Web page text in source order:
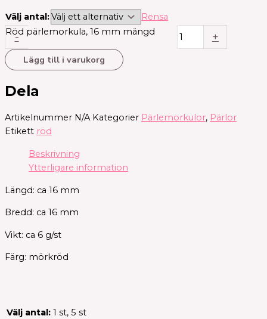
Välj antal: Rensa
-
Röd pärlemorkula, 16 mm mängd +
Lägg till i varukorg
Dela
Artikelnummer N/A Kategorier Pärlemorkulor, Pärlor
Etikett röd
Beskrivning
Ytterligare information
Längd: ca 16 mm
Bredd: ca 16 mm
Vikt: ca 6 g/st
Färg: mörkröd
Välj antal: 1 st, 5 st